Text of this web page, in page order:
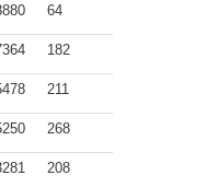
64
182
211
268
208